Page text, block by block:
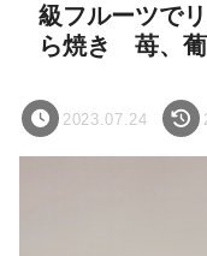
級フルーツで
ら焼き 苺、葡
2023.07.24